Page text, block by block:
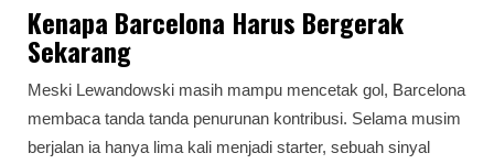
Kenapa Barcelona Harus Bergerak
Sekarang
Meski Lewandowski masih mampu mencetak gol, Barcelona
membaca tanda tanda penurunan kontribusi. Selama musim
berjalan ia hanya lima kali menjadi starter, sebuah sinyal